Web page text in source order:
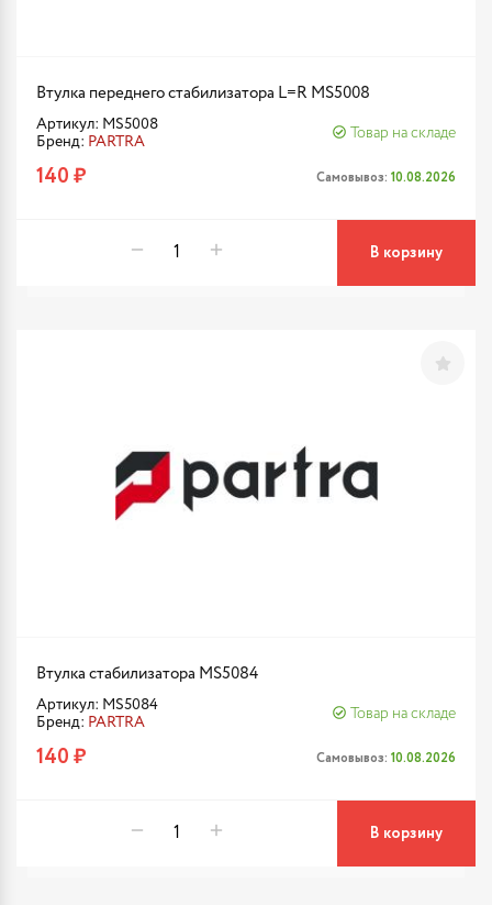
Втулка переднего стабилизатора L=R MS5008
Артикул: MS5008
Бренд: PARTRA
Товар на складе
140 ₽ Самовывоз: 10.08.2026
В корзину
Втулка стабилизатора MS5084
Артикул: MS5084
Бренд: PARTRA
Товар на складе
140 ₽ Самовывоз: 10.08.2026
В корзину